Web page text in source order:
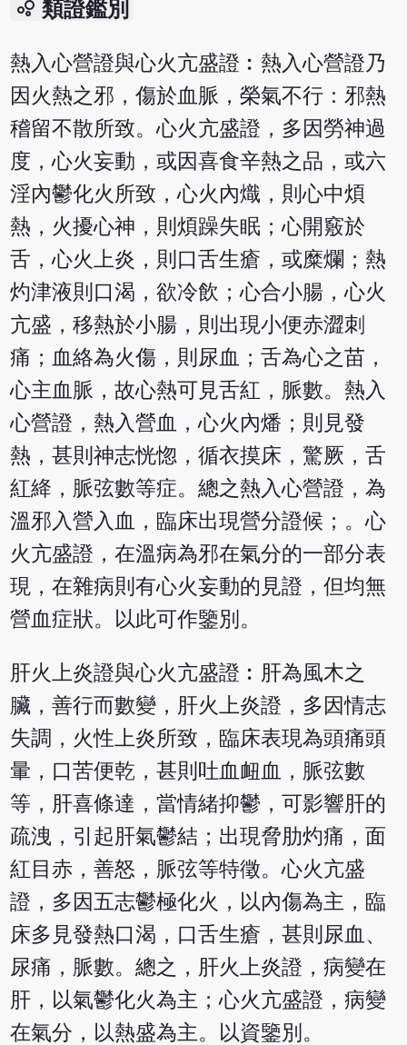
bubble_chart 類證鑑別
熱入心營證與心火亢盛證︰熱入心營證乃
因火熱之邪，傷於血脈，榮氣不行：邪熱
稽留不散所致。心火亢盛證，多因勞神過
度，心火妄動，或因喜食辛熱之品，或六
淫內鬱化火所致，心火內熾，則心中煩
熱，火擾心神，則煩躁失眠；心開竅於
舌，心火上炎，則口舌生瘡，或糜爛；熱
灼津液則口渴，欲冷飲；心合小腸，心火
亢盛，移熱於小腸，則出現小便赤澀刺
痛；血絡為火傷，則尿血；舌為心之苗，
心主血脈，故心熱可見舌紅，脈數。熱入
心營證，熱入營血，心火內燔；則見發
熱，甚則神志恍惚，循衣摸床，驚厥，舌
紅絳，脈弦數等症。總之熱入心營證，為
溫邪入營入血，臨床出現營分證候；。心
火亢盛證，在溫病為邪在氣分的一部分表
現，在雜病則有心火妄動的見證，但均無
營血症狀。以此可作鑒別。
肝火上炎證與心火亢盛證︰肝為風木之
臟，善行而數變，肝火上炎證，多因情志
失調，火性上炎所致，臨床表現為頭痛頭
暈，口苦便乾，甚則吐血衄血，脈弦數
等，肝喜條達，當情緒抑鬱，可影響肝的
疏洩，引起肝氣鬱結；出現脅肋灼痛，面
紅目赤，善怒，脈弦等特徵。心火亢盛
證，多因五志鬱極化火，以內傷為主，臨
床多見發熱口渴，口舌生瘡，甚則尿血、
尿痛，脈數。總之，肝火上炎證，病變在
肝，以氣鬱化火為主；心火亢盛證，病變
在氣分，以熱盛為主。以資鑒別。